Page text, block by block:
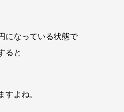
になっている状態で
ると
すよね。